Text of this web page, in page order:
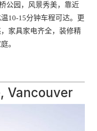
公园，风景秀美，靠近
10-15分钟车程可达。更
家具家电齐全，装修精
。
Vancouver